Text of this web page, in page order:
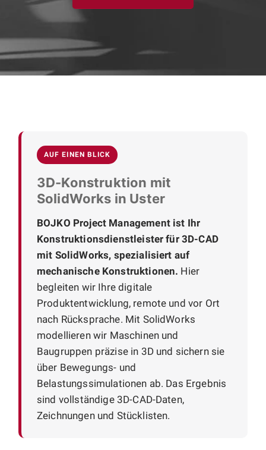
AUF EINEN BLICK
3D-Konstruktion mit
SolidWorks in Uster
BOJKO Project Management ist Ihr
Konstruktionsdienstleister für 3D-CAD
mit SolidWorks, spezialisiert auf
mechanische Konstruktionen. Hier
begleiten wir Ihre digitale
Produktentwicklung, remote und vor Ort
nach Rücksprache. Mit SolidWorks
modellieren wir Maschinen und
Baugruppen präzise in 3D und sichern sie
über Bewegungs- und
Belastungssimulationen ab. Das Ergebnis
sind vollständige 3D-CAD-Daten,
Zeichnungen und Stücklisten.